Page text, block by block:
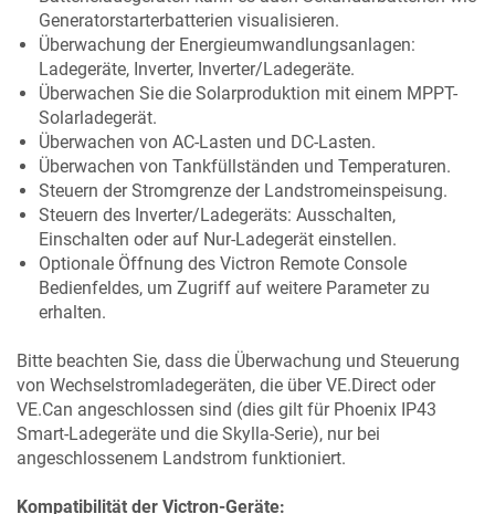
Generatorstarterbatterien visualisieren.
Überwachung der Energieumwandlungsanlagen:
Ladegeräte, Inverter, Inverter/Ladegeräte.
Überwachen Sie die Solarproduktion mit einem MPPT-
Solarladegerät.
Überwachen von AC-Lasten und DC-Lasten.
Überwachen von Tankfüllständen und Temperaturen.
Steuern der Stromgrenze der Landstromeinspeisung.
Steuern des Inverter/Ladegeräts: Ausschalten,
Einschalten oder auf Nur-Ladegerät einstellen.
Optionale Öffnung des Victron Remote Console
Bedienfeldes, um Zugriff auf weitere Parameter zu
erhalten.
Bitte beachten Sie, dass die Überwachung und Steuerung
von Wechselstromladegeräten, die über VE.Direct oder
VE.Can angeschlossen sind (dies gilt für Phoenix IP43
Smart-Ladegeräte und die Skylla-Serie), nur bei
angeschlossenem Landstrom funktioniert.
Kompatibilität der Victron-Geräte: